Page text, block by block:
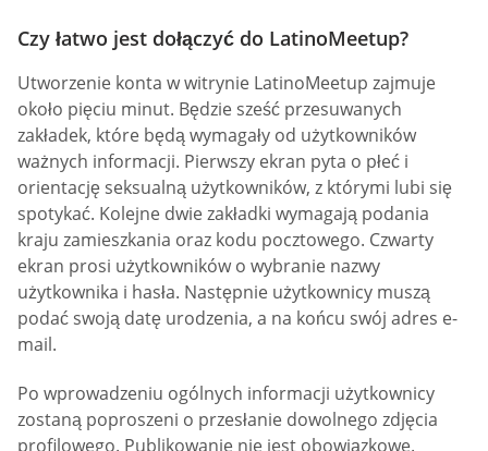
Czy łatwo jest dołączyć do LatinoMeetup?
Utworzenie konta w witrynie LatinoMeetup zajmuje
około pięciu minut. Będzie sześć przesuwanych
zakładek, które będą wymagały od użytkowników
ważnych informacji. Pierwszy ekran pyta o płeć i
orientację seksualną użytkowników, z którymi lubi się
spotykać. Kolejne dwie zakładki wymagają podania
kraju zamieszkania oraz kodu pocztowego. Czwarty
ekran prosi użytkowników o wybranie nazwy
użytkownika i hasła. Następnie użytkownicy muszą
podać swoją datę urodzenia, a na końcu swój adres e-
mail.
Po wprowadzeniu ogólnych informacji użytkownicy
zostaną poproszeni o przesłanie dowolnego zdjęcia
profilowego. Publikowanie nie jest obowiązkowe.